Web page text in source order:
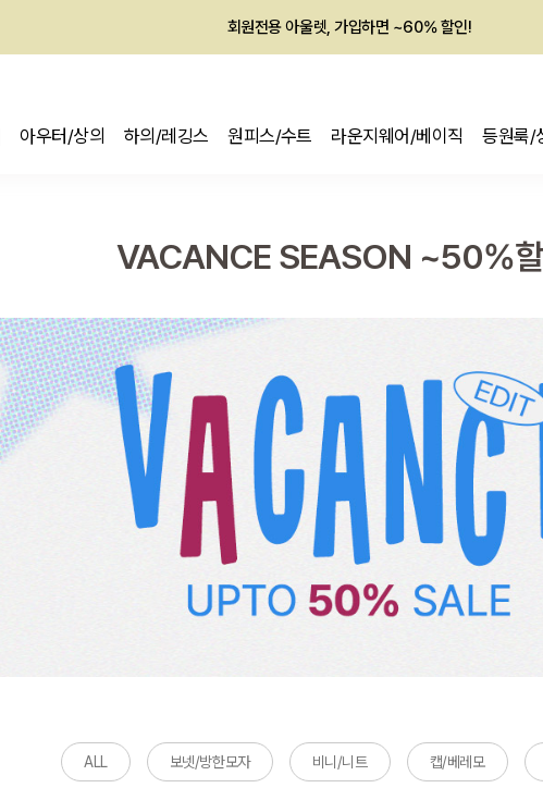
회원전용 아울렛, 가입하면 ~60% 할인!
아우터/상의 하의/레깅스 원피스/수트 라운지웨어/베이직 등원룩/
VACANCE SEASON ~50%
ALL 보넷/방한모자 비니/니트 캡/베레모